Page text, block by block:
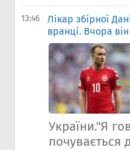
13:46
Лікар збірної
вранці. Вчора
України."Я
почувається